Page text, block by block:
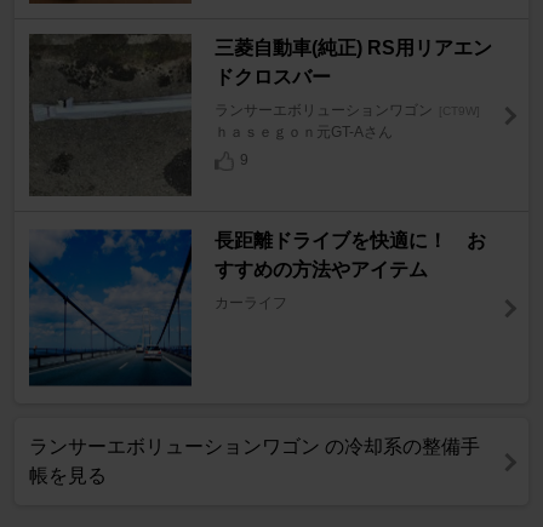
三菱自動車(純正) RS用リアエン
ドクロスバー
ランサーエボリューションワゴン [CT9W]
ｈａｓｅｇｏｎ元GT-Aさん
9
長距離ドライブを快適に！ お
すすめの方法やアイテム
カーライフ
ランサーエボリューションワゴン の冷却系の整備手
帳を見る